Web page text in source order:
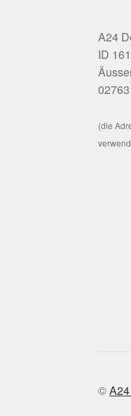
A24
ID
(die
©